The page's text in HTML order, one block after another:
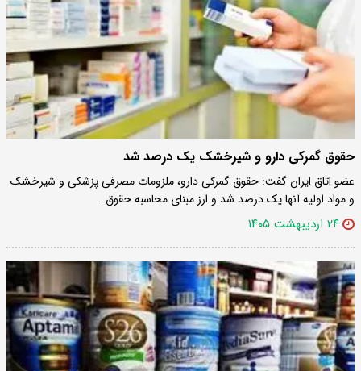
حقوق گمرکی دارو و شیرخشک یک درصد شد
عضو اتاق ایران گفت: حقوق گمرکی دارو، ملزومات مصرفی پزشکی و شیرخشک
و مواد اولیه آنها یک درصد شد و ارز مبنای محاسبه حقوق…
۲۴ اردیبهشت ۱۴۰۵